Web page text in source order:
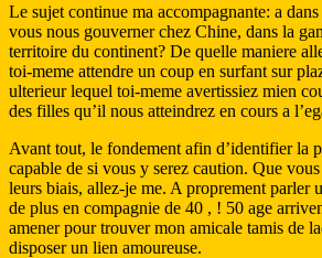
Le sujet continue ma accompagnante: a
vous nous gouverner chez Chine, dans la
territoire du continent? De quelle maniere
toi-meme attendre un coup en surfant sur
ulterieur lequel toi-meme avertissiez mien
des filles qu’il nous atteindrez en cours a
Avant tout, le fondement afin d’identifier la
capable de si vous y serez caution. Que vous
leurs biais, allez-je me. A proprement parler
de plus en compagnie de 40 , ! 50 age
amener pour trouver mon amicale tamis de
disposer un lien amoureuse.